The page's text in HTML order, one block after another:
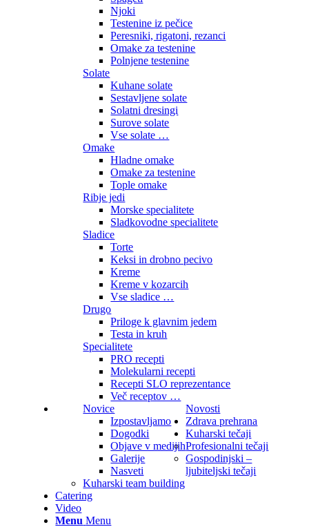
Njoki
Testenine iz pečice
Peresniki, rigatoni, rezanci
Omake za testenine
Polnjene testenine
Solate
Kuhane solate
Sestavljene solate
Solatni dresingi
Surove solate
Vse solate …
Omake
Hladne omake
Omake za testenine
Tople omake
Ribje jedi
Morske specialitete
Sladkovodne specialitete
Sladice
Torte
Keksi in drobno pecivo
Kreme
Kreme v kozarcih
Vse sladice …
Drugo
Priloge k glavnim jedem
Testa in kruh
Specialitete
PRO recepti
Molekularni recepti
Recepti SLO reprezentance
Več receptov …
Novosti
Novice
Izpostavljamo
Dogodki
Objave v medijih
Galerije
Nasveti
Zdrava prehrana
Kuharski tečaji
Profesionalni tečaji
Gospodinjski –
ljubiteljski tečaji
Kuharski team building
Catering
Video
Menu Menu